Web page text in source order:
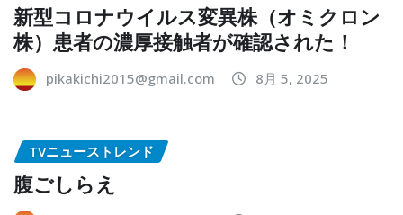
新型コロナウイルス変異株（オミクロン
株）患者の濃厚接触者が確認された！
pikakichi2015@gmail.com 8月 5, 2025
TVニューストレンド
腹ごしらえ